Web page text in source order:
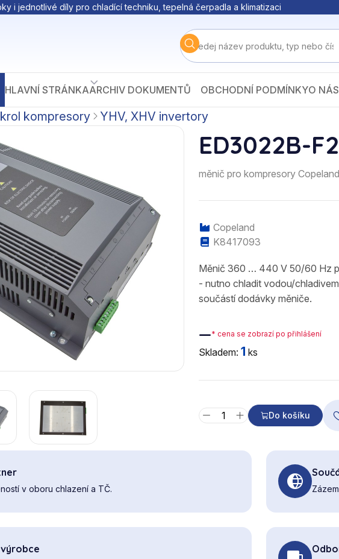
i jednotlivé díly pro chladící techniku, tepelná čerpadla a klimatizaci
HLAVNÍ STRÁNKAARCHIV DOKUMENTŮ OBCHODNÍ PODMÍNKYO NÁS
kompresory YHV, XHV invertory
ED3022B-
měnič pro kompresory
Copeland
K8417093
Měnič 360 … 440 V 50/60 Hz
- nutno chladit vodou/
součástí dodávky měniče.
—* cena se zobrazí po přihlášení
Skladem: 1 ks
Do košíku
v oboru chlazení a TČ.